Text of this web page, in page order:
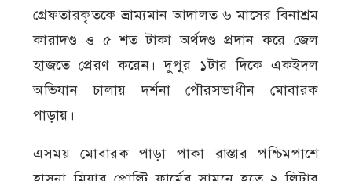
গ্রেফতারকৃতকে ভ্রাম্যমান আদালত ৬ মাসের বিনাশ্রম
কারাদণ্ড ও ৫ শত টাকা অর্থদণ্ড প্রদান করে জেল
হাজতে প্রেরণ করেন। দুপুর ১টার দিকে একইদল
অভিযান চালায় দর্শনা পৌরসভাধীন মোবারক
পাড়ায়।
এসময় মোবারক পাড়া পাকা রাস্তার পশ্চিমপাশে